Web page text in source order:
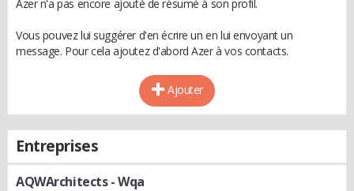
Azer n'a pas encore ajouté de résumé à son profil.
Vous pouvez lui suggérer d'en écrire un en lui envoyant un
message. Pour cela ajoutez d'abord Azer à vos contacts.
Ajouter
Entreprises
AQWArchitects- Wqa